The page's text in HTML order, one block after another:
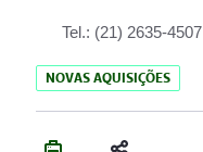
Tel.: (21) 2635-4507
NOVAS AQUISIÇÕES